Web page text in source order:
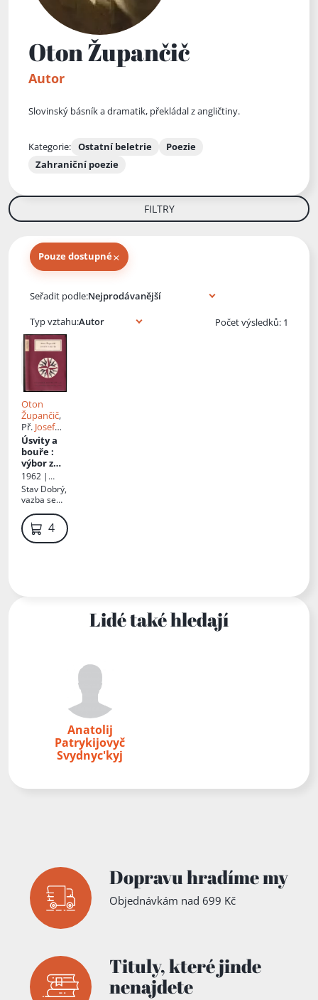
Oton Župančič
Autor
Slovinský básník a dramatik, překládal z angličtiny.
Kategorie: Ostatní beletrie
Poezie
Zahraniční poezie
FILTRY
Pouze dostupné×
Seřadit podle:
Typ vztahu:
Počet výsledků: 1
Oton
Župančič,
Př. Josef
Hiršal
Úsvity a
bouře:
výbor z
básní
1962 |
Státní
nakladatels
literatury a
umění
Stav Dobrý,
vazba se
rozlepovat,
lehce
opotřebená
49 Kč
Lidé také hledají
Anatolij
Patrykijovyč
Svydnyc'kyj
Dopravu hradíme my
Objednávkám nad 699 Kč
Tituly,které jinde
nenajdete